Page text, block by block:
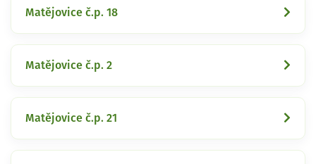
Matějovice č.p. 18
Matějovice č.p. 2
Matějovice č.p. 21